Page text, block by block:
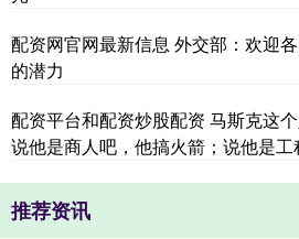
配资网官网最新信息 外交部：欢迎
的潜力
配资平台和配资炒股配资 马斯克这
说他是商人吧，他搞火箭；说他是工
推荐资讯